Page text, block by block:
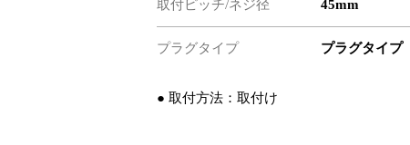
取付ピッチ/ネジ径 45mm
プラグタイプ プラグタイプ
● 取付方法：取付け